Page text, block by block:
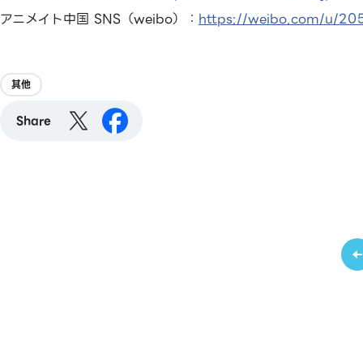
アニメイト中国 SNS（weibo）： https://weibo.com/u/
其他
Share